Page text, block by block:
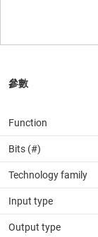
Function
Bits (#)
Technology family
Input type
Output type